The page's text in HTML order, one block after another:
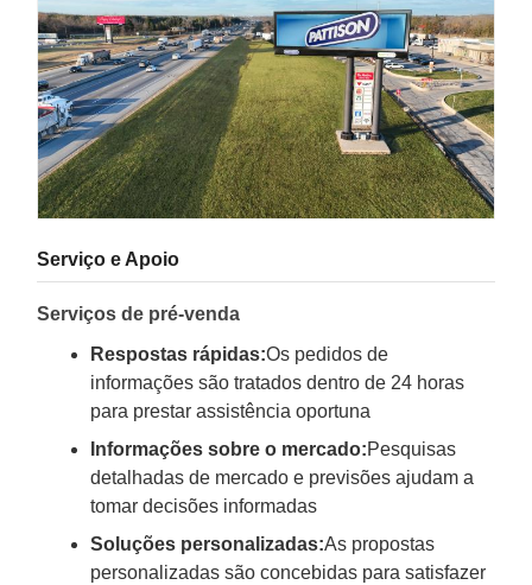
Serviço e Apoio
Serviços de pré-venda
Respostas rápidas:Os pedidos de
informações são tratados dentro de 24 horas
para prestar assistência oportuna
Informações sobre o mercado:Pesquisas
detalhadas de mercado e previsões ajudam a
tomar decisões informadas
Soluções personalizadas:As propostas
personalizadas são concebidas para satisfazer